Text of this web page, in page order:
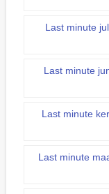
Last minute
Last minute
Last minute
Last minute